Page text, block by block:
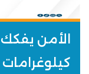
كيلوغرامات